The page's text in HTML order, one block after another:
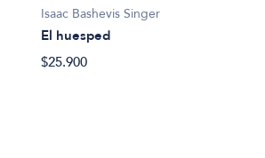
Isaac Bashevis Singer
El huesped
$25.900